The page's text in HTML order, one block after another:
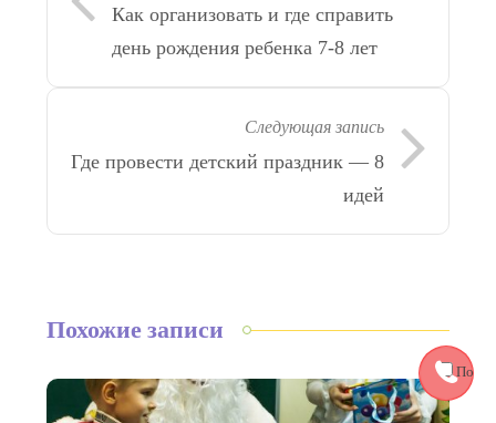
Как организовать и где справить
день рождения ребенка 7-8 лет
Следующая запись
Где провести детский праздник — 8
идей
Похожие записи